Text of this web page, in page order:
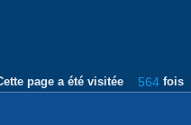
page a été visitée 564 fois